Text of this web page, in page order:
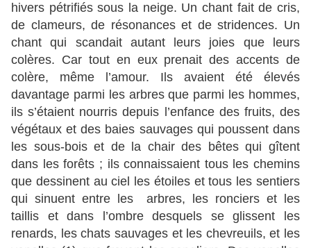
hivers pétrifiés sous la neige. Un chant fait de cris,
de clameurs, de résonances et de stridences. Un
chant qui scandait autant leurs joies que leurs
colères. Car tout en eux prenait des accents de
colère, même l’amour. Ils avaient été élevés
davantage parmi les arbres que parmi les hommes,
ils s’étaient nourris depuis l’enfance des fruits, des
végétaux et des baies sauvages qui poussent dans
les sous-bois et de la chair des bêtes qui gîtent
dans les forêts ; ils connaissaient tous les chemins
que dessinent au ciel les étoiles et tous les sentiers
qui sinuent entre les arbres, les ronciers et les
taillis et dans l’ombre desquels se glissent les
renards, les chats sauvages et les chevreuils, et les